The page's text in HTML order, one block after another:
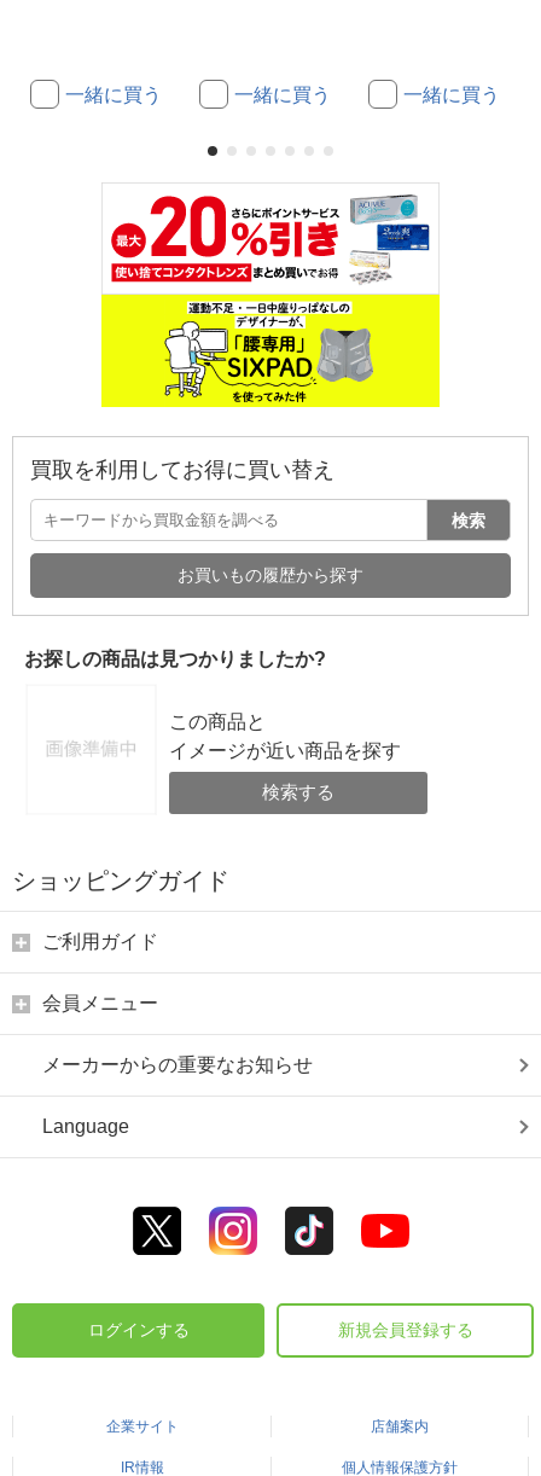
一緒に買う 一緒に買う 一緒に買う
買取を利用してお得に買い替え
検索
お買いもの履歴から探す
お探しの商品は見つかりましたか?
この商品と
イメージが近い商品を探す
検索する
ショッピングガイド
ご利用ガイド
会員メニュー
メーカーからの重要なお知らせ
Language
ログインする 新規会員登録する
企業サイト 店舗案内
IR情報 個人情報保護方針